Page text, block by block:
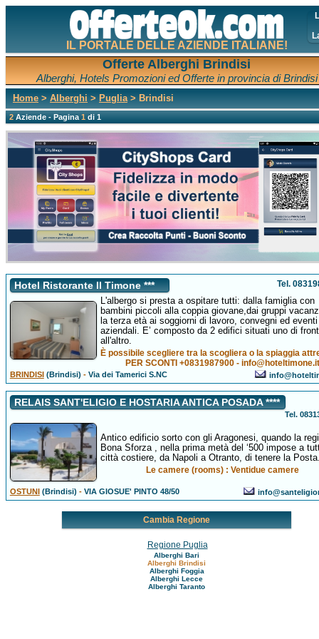
IL PORTALE DELLE AZIENDE ITALIANE!
Offerte Alberghi Brindisi
Alberghi, Hotels Promozioni ed Offerte in provincia di Brindisi
Home > Alberghi > Puglia> Brindisi
2Aziende - Pagina1di 1
Hotel Ristorante Il Timone *** Tel.
L'albergo si presta a ospitare tutti: dalla famiglia con
bambini piccoli alla coppia giovane,dai gruppi
la terza età ai soggiorni di lavoro, convegni ed eventi
aziendali. E’ composto da 2 edifici situati uno di
all'altro.
È possibile scegliere tra la scogliera o la spiaggia
PER SCONTI +0831987900 - info@hoteltimone.it
BRINDISI(Brindisi) -Via dei Tamerici S.NC
RELAIS SANT'ELIGIO E HOSTARIA ANTICA POSADA ****
Tel.
Antico edificio sorto con gli Aragonesi, quando la
Bona Sforza , nella prima metà del ‘500 impose a
città costiere, da Napoli a Otranto, di tenere la
Le camere (rooms) : Ventidue camere
OSTUNI(Brindisi) -VIA GIOSUE' PINTO 48/50
Cambia Regione
Regione Puglia
Alberghi Bari
Alberghi Brindisi
Alberghi Foggia
Alberghi Lecce
Alberghi Taranto